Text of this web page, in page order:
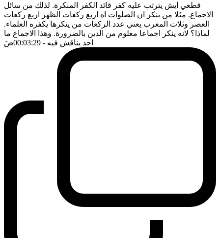
قطعي ايش يترتب عليه كفر قائد الكفر المنكرة. لذلك من سائل
الاجماع. مثلا من ينكر ان الصلوات اه اربع ركعات الظهر اربع ركعات
العصر وثلاث المغرب يعني عدد الركعات من ينكرها يكفره العلماء.
لماذا؟ لانه ينكر اجماعا معلوم من الدين بالضرورة. وهذا الاجماع ما
احد يناقش فيه - 00:03:29 ضَ